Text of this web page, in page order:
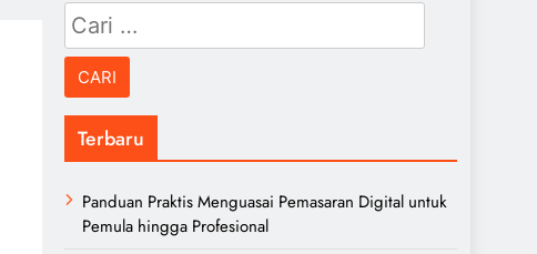
Cari
untuk:
Terbaru
Panduan Praktis Menguasai Pemasaran Digital untuk
Pemula hingga Profesional